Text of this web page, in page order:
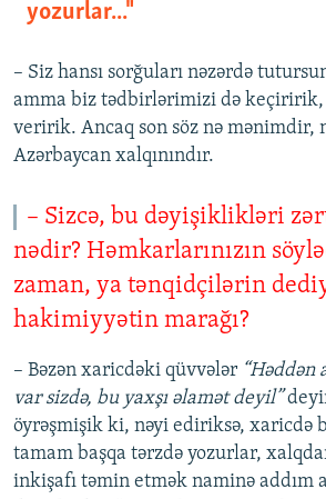
yozurlar..."
– Siz hansı sorğuları nəzərdə
amma biz tədbirlərimizi də keçiririk,
veririk. Ancaq son söz nə mənimdir,
Azərbaycan xalqınındır.
– Sizcə, bu dəyişiklikləri
nədir? Həmkarlarınızın
zaman, ya tənqidçilərin
hakimiyyətin marağı?
– Bəzən xaricdəki qüvvələr “Həddən
var sizdə, bu yaxşı əlamət deyil”
öyrəşmişik ki, nəyi ediriksə, xaricdə
tamam başqa tərzdə yozurlar,
inkişafı təmin etmək naminə addım